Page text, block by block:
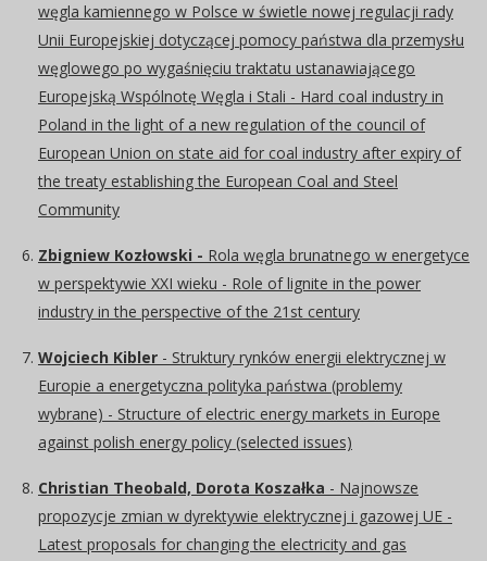
węgla kamiennego w Polsce w świetle nowej regulacji rady
Unii Europejskiej dotyczącej pomocy państwa dla przemysłu
węglowego po wygaśnięciu traktatu ustanawiającego
Europejską Wspólnotę Węgla i Stali - Hard coal industry in
Poland in the light of a new regulation of the council of
European Union on state aid for coal industry after expiry of
the treaty establishing the European Coal and Steel
Community
Zbigniew Kozłowski - Rola węgla brunatnego w energetyce
w perspektywie XXI wieku - Role of lignite in the power
industry in the perspective of the 21st century
Wojciech Kibler - Struktury rynków energii elektrycznej w
Europie a energetyczna polityka państwa (problemy
wybrane) - Structure of electric energy markets in Europe
against polish energy policy (selected issues)
Christian Theobald, Dorota Koszałka - Najnowsze
propozycje zmian w dyrektywie elektrycznej i gazowej UE -
Latest proposals for changing the electricity and gas